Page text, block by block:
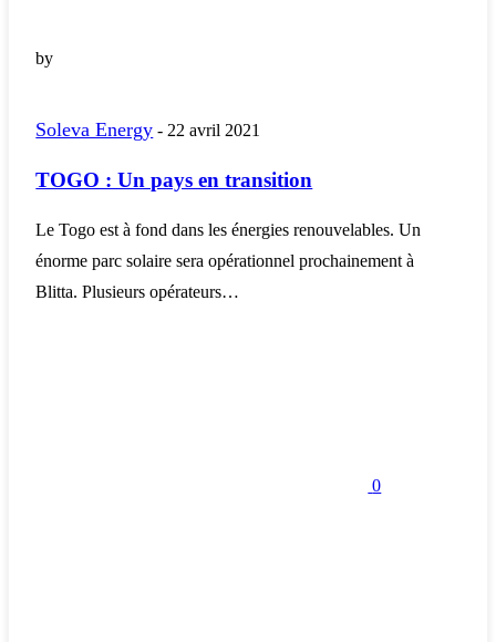
by
Soleva Energy - 22 avril 2021
TOGO : Un pays en transition
Le Togo est à fond dans les énergies renouvelables. Un
énorme parc solaire sera opérationnel prochainement à
Blitta. Plusieurs opérateurs…
0